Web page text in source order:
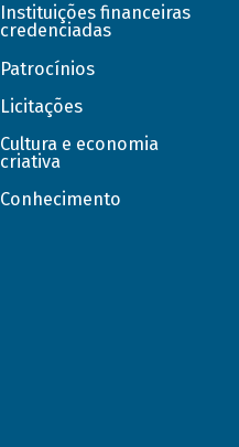
Instituições financeiras
credenciadas
Patrocínios
Licitações
Cultura e economia
criativa
Conhecimento